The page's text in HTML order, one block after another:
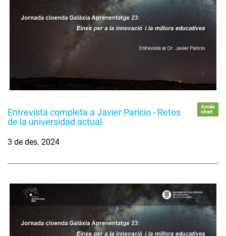
Entrevista completa a Javier Paricio - Retos
de la universidad actual
Accés
obert
3 de des. 2024